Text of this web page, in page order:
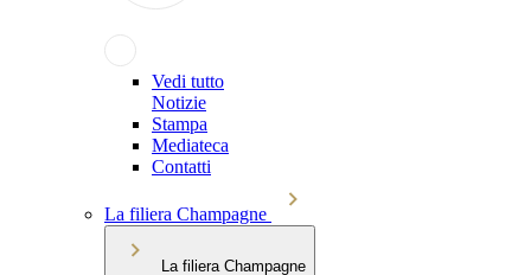
Vedi tutto
Notizie
Stampa
Mediateca
Contatti
La filiera Champagne
La filiera Champagne